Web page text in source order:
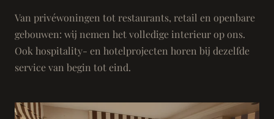
Van privéwoningen tot restaurants, retail en openbare
gebouwen: wij nemen het volledige interieur op ons.
Ook hospitality- en hotelprojecten horen bij dezelfde
service van begin tot eind.